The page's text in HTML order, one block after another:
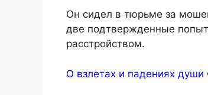
Он сидел в тюрьме за
две подтвержденные
расстройством.
О взлетах и падениях